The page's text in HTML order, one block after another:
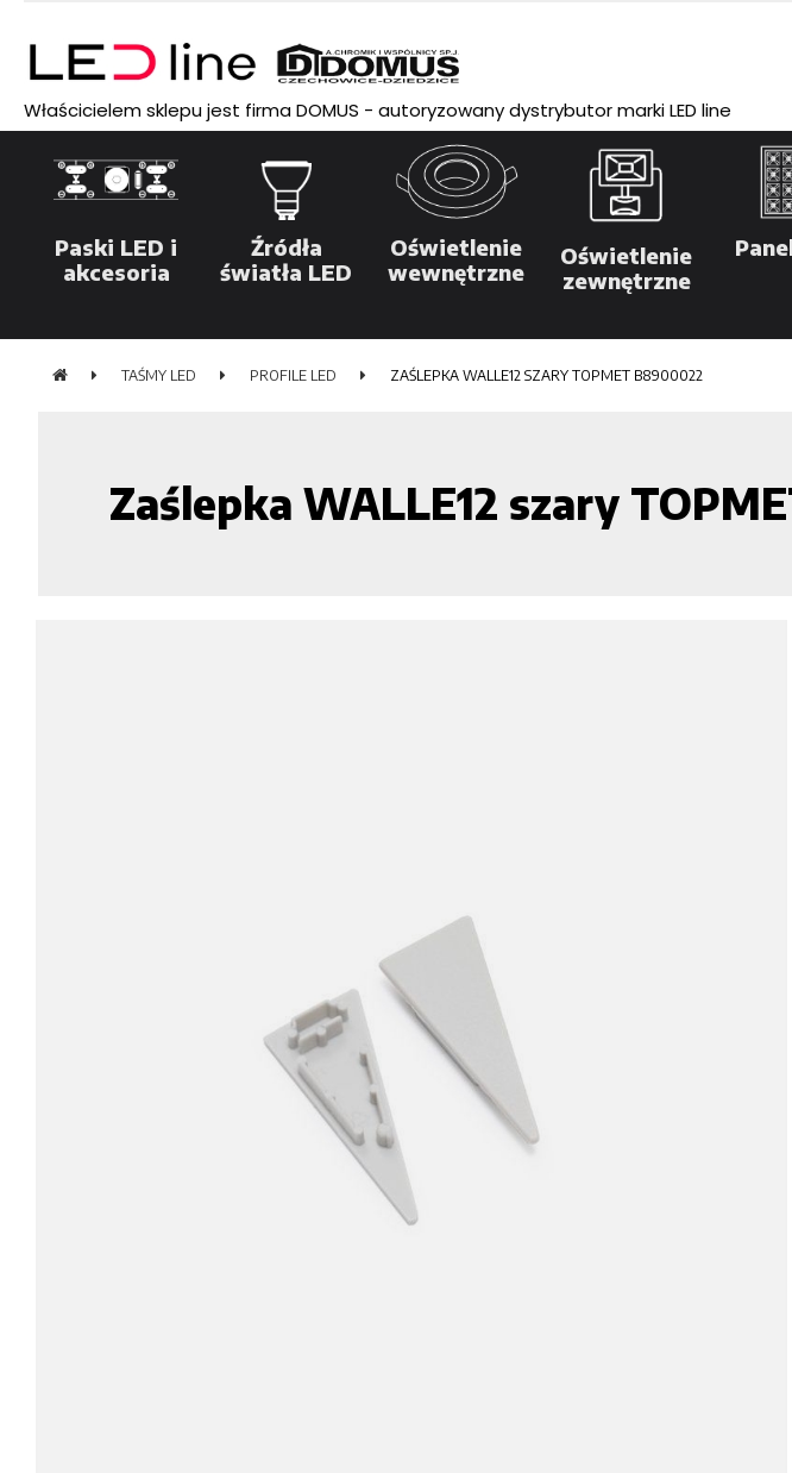
Właścicielem sklepu jest firma DOMUS - autoryzowany dystrybutor marki LED line
Paski LED i
akcesoria
Źródła
światła LED
Oświetlenie
wewnętrzne
Oświetlenie
zewnętrzne
TAŚMY LED PROFILE LED ZAŚLEPKA WALLE12 SZARY TOPMET B8900022
Zaślepka WALLE12 szary